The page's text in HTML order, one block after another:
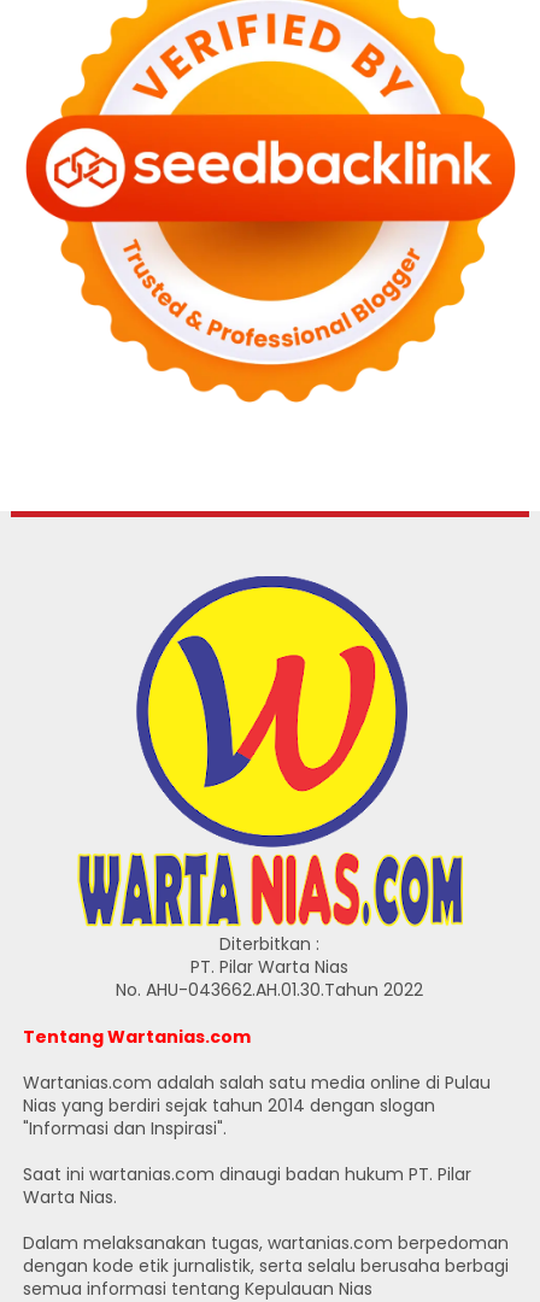
Diterbitkan :
PT. Pilar Warta Nias
No. AHU-043662.AH.01.30.Tahun 2022
Tentang Wartanias.com
Wartanias.com adalah salah satu media online di Pulau
Nias yang berdiri sejak tahun 2014 dengan slogan
"Informasi dan Inspirasi".
Saat ini wartanias.com dinaugi badan hukum PT. Pilar
Warta Nias.
Dalam melaksanakan tugas, wartanias.com berpedoman
dengan kode etik jurnalistik, serta selalu berusaha berbagi
semua informasi tentang Kepulauan Nias